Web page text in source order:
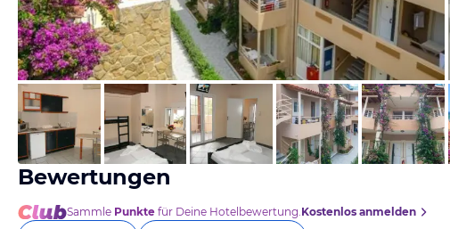
vom Hotelier, November 2014
Bewertungen
Sammle Punkte für Deine Hotelbewertung.Kostenlos anmelden